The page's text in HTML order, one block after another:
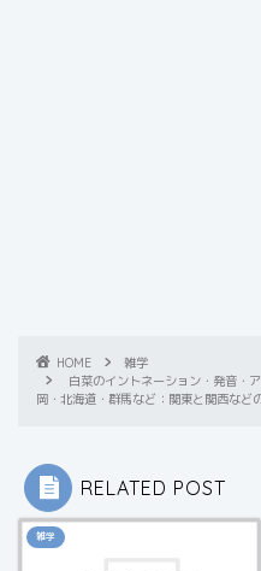
HOME
雑学
白菜のイントネーション・発音・
岡・北海道・群馬など：関東と関西など
RELATED POST
雑学